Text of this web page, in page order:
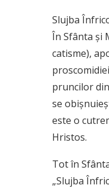
Slujba
În Sfânta şi
catisme),
pruncilor
se
este o
Hristos.
Tot în
„Slujba